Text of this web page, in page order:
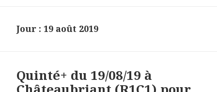
Jour : 19 août 2019
Quinté+ du 19/08/19 à